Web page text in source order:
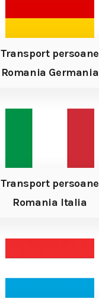
Transport persoane
Romania Germania
Transport persoane
Romania Italia